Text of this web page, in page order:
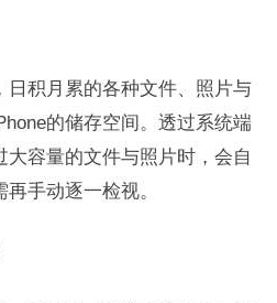
日积月累的各种文件、照片与
的储存空间。透过系统端
大容量的文件与照片时，会自
手动逐一检视。